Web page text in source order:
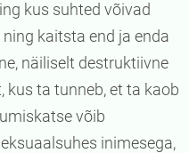
kus suhted võivad
kaitsta end ja enda
näiliselt destruktiivne
ta tunneb, et ta kaob
võib
inimesega,